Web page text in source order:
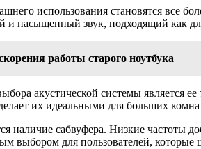
использования становятся все
и насыщенный звук, подходящий как
работы старого ноутбука
акустической системы является
их идеальными для больших
наличие сабвуфера. Низкие
выбором для пользователей,